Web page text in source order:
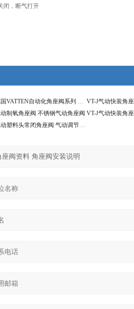
闭，断气打开
VT-J德国VATTEN自动化角座阀系列 气动Y型角座阀
制氧角座阀 不锈钢气动角座阀
VT-J气动塑料头常闭角座阀 气动调节角座阀